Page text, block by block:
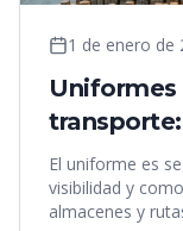
1 de enero de
El uniforme es
visibilidad y
almacenes y